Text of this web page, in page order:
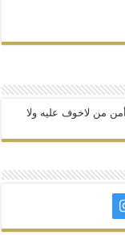
من لاخوف عليه ولا